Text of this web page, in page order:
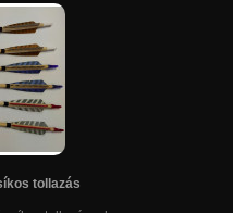
tollazás